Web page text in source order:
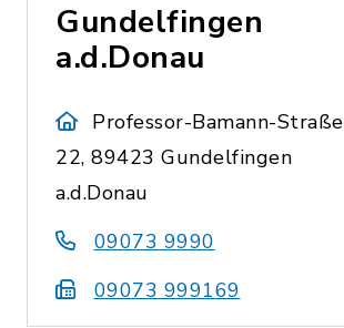
Gundelfingen
a.d.Donau
Professor-Bamann-Straße
22, 89423 Gundelfingen
a.d.Donau
09073 9990
09073 999169